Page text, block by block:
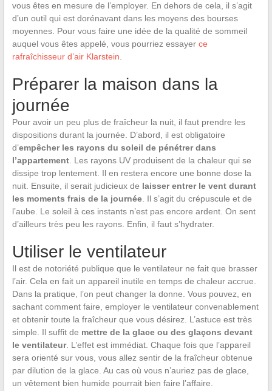
vous êtes en mesure de l’employer. En dehors de cela, il s’agit
d’un outil qui est dorénavant dans les moyens des bourses
moyennes. Pour vous faire une idée de la qualité de sommeil
auquel vous êtes appelé, vous pourriez essayer ce
rafraîchisseur d’air Klarstein.
Préparer la maison dans la
journée
Pour avoir un peu plus de fraîcheur la nuit, il faut prendre les
dispositions durant la journée. D’abord, il est obligatoire
d’empêcher les rayons du soleil de pénétrer dans
l’appartement. Les rayons UV produisent de la chaleur qui se
dissipe trop lentement. Il en restera encore une bonne dose la
nuit. Ensuite, il serait judicieux de laisser entrer le vent durant
les moments frais de la journée. Il s’agit du crépuscule et de
l’aube. Le soleil à ces instants n’est pas encore ardent. On sent
d’ailleurs très peu les rayons. Enfin, il faut s’hydrater.
Utiliser le ventilateur
Il est de notoriété publique que le ventilateur ne fait que brasser
l’air. Cela en fait un appareil inutile en temps de chaleur accrue.
Dans la pratique, l’on peut changer la donne. Vous pouvez, en
sachant comment faire, employer le ventilateur convenablement
et obtenir toute la fraîcheur que vous désirez. L’astuce est très
simple. Il suffit de mettre de la glace ou des glaçons devant
le ventilateur. L’effet est immédiat. Chaque fois que l’appareil
sera orienté sur vous, vous allez sentir de la fraîcheur obtenue
par dilution de la glace. Au cas où vous n’auriez pas de glace,
un vêtement bien humide pourrait bien faire l’affaire.